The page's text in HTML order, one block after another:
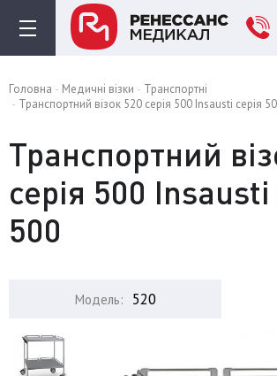
Головна Медичні візки
Транспортні
Транспортний візок 520 серія 500 Insausti серія
Транспортний
серія 500 Insausti
500
Модель: 520